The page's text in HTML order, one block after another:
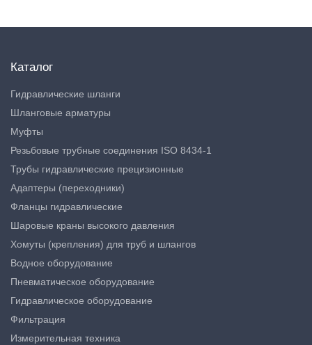
Каталог
Гидравлические шланги
Шланговые арматуры
Муфты
Резьбовые трубные соединения ISO 8434-1
Трубы гидравлические прецизионные
Адаптеры (переходники)
Фланцы гидравлические
Шаровые краны высокого давления
Хомуты (крепления) для труб и шлангов
Водное оборудование
Пневматическое оборудование
Гидравлическое оборудование
Фильтрация
Измерительная техника